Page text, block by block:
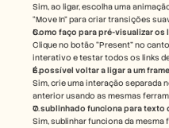
Sim, ao ligar, escolha uma
“Move In” para criar transições
Como faço para pré-visualizar os
Clique no botão “Present” no
interativo e testar todos os links
É possível voltar a ligar a um
Sim, crie uma interação separada
anterior usando as mesmas
O sublinhado funciona para texto
Sim, sublinhar funciona da